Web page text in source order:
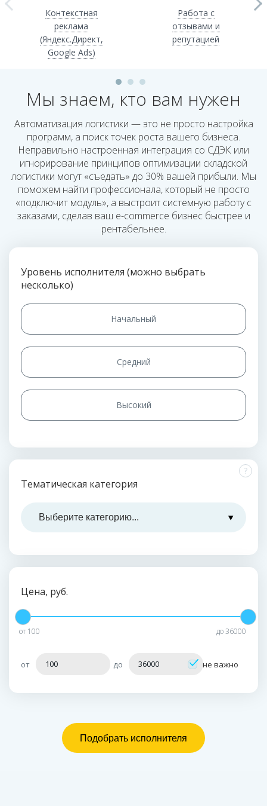
Контекстная
реклама
(Яндекс.Директ,
Google Ads)
Работа с
отзывами и
репутацией
Мы знаем, кто вам нужен
Автоматизация логистики — это не просто настройка
программ, а поиск точек роста вашего бизнеса.
Неправильно настроенная интеграция со СДЭК или
игнорирование принципов оптимизации складской
логистики могут «съедать» до 30% вашей прибыли. Мы
поможем найти профессионала, который не просто
«подключит модуль», а выстроит системную работу с
заказами, сделав ваш e-commerce бизнес быстрее и
рентабельнее.
Уровень исполнителя (можно выбрать
несколько)
Начальный
Средний
Высокий
Тематическая категория
?
Цена, руб.
от 100 до36000
от до не важно